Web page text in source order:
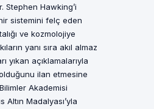
Stephen Hawking’i
sistemini felç eden
ve kozmolojiye
yanı sıra akıl almaz
yıkan açıklamalarıyla
ilan etmesine
Akademisi
Altın Madalyası’yla